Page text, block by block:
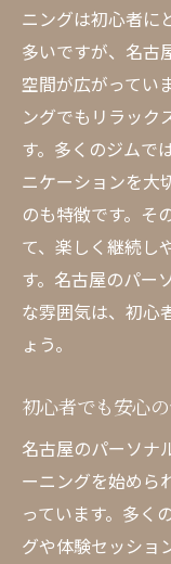
ニングは初心者に
多いですが、名古
空間が広がってい
ングでもリラック
す。多くのジムで
ニケーションを大
のも特徴です。そ
て、楽しく継続し
す。名古屋のパー
な雰囲気は、初心
ょう。
初心者でも安心
名古屋のパーソナ
ーニングを始めら
っています。多く
グや体験セッショ